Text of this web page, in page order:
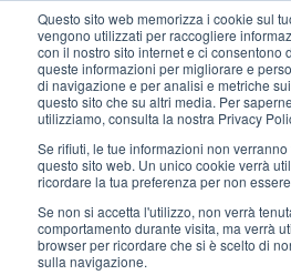
Questo sito web memorizza i cookie sul
vengono utilizzati per raccogliere
con il nostro sito internet e ci consentono
queste informazioni per migliorare e
di navigazione e per analisi e metriche
questo sito che su altri media. Per
utilizziamo, consulta la nostra Privacy
Se rifiuti, le tue informazioni non
questo sito web. Un unico cookie verrà
ricordare la tua preferenza per non
Se non si accetta l'utilizzo, non verrà
comportamento durante visita, ma verrà
browser per ricordare che si è scelto di
sulla navigazione.
contenuto
principale
Header
Seleziona